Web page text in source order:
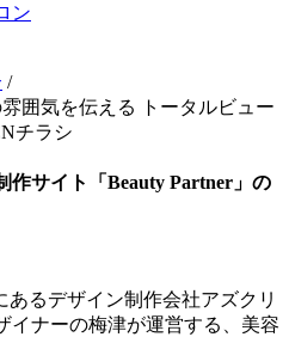
ン
/
囲気を伝える トータルビュー
チラシ
作サイト「Beauty Partner」の
あるデザイン制作会社アズクリ
イナーの梅津が運営する、美容